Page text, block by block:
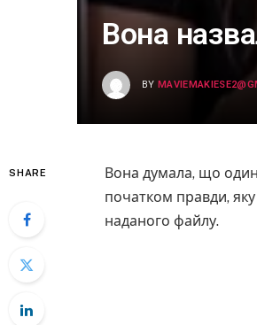
Вона
BY
SHARE
Вона думала, що один
початком правди, яку
наданого файлу.